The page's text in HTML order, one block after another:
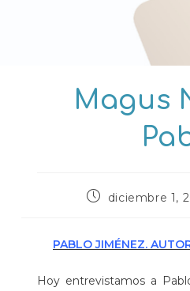
Magus
Publicación
entrada:
diciembre 1,
PABLO JIMÉNEZ.
Hoy entrevistamos a